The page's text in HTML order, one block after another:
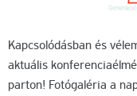
Kapcsolódásban és
aktuális
parton! Fotógaléria a